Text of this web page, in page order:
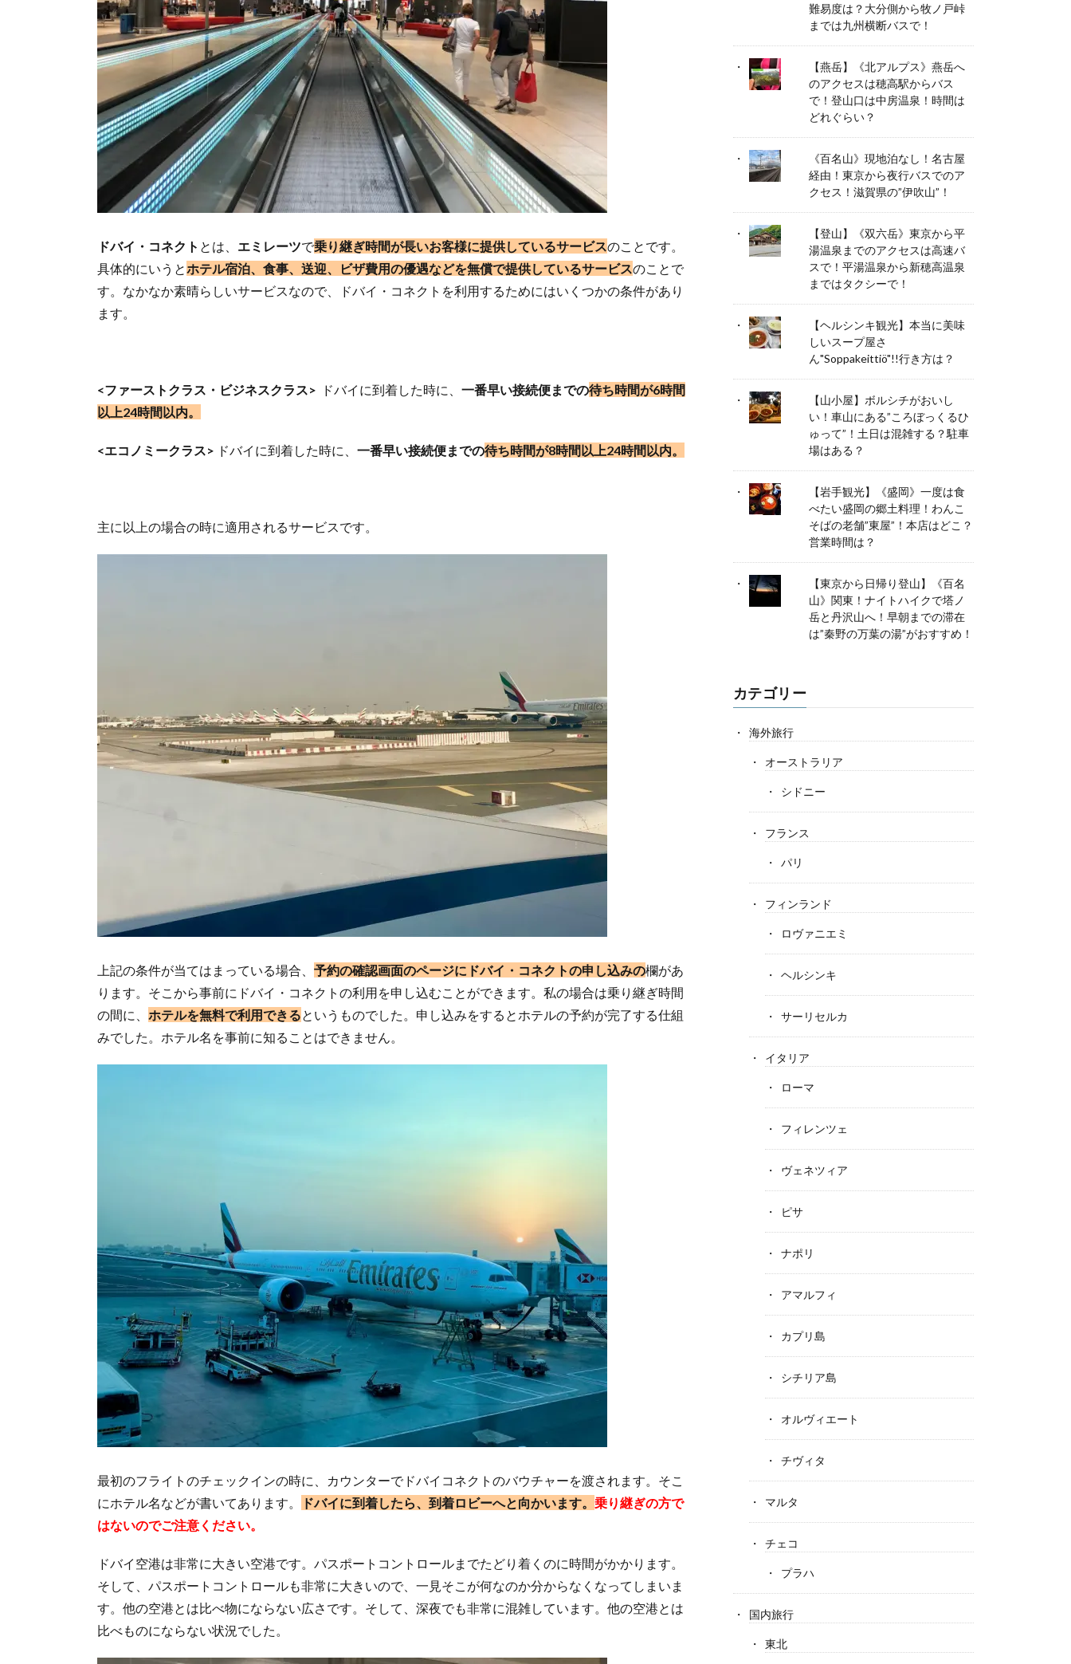
ドバイ・コネクト とは、 エミレーツで乗り継ぎ時間が長いお客様に提供しているサービスのことです。
具体的にいうとホテル宿泊、食事、送迎、ビザ費用の優遇などを無償で提供しているサービスのことで
す。なかなか素晴らしいサービスなので、ドバイ・コネクトを利用するためにはいくつかの条件があり
ます。
<ファーストクラス・ビジネスクラス> ドバイに到着した時に、 一番早い接続便までの待ち時間が6時間
以上24時間以内。
<エコノミークラス> ドバイに到着した時に、 一番早い接続便までの待ち時間が8時間以上24時間以内。
主に以上の場合の時に適用されるサービスです。
上記の条件が当てはまっている場合、 予約の確認画面のページにドバイ・コネクトの申し込みの欄があ
ります。そこから事前にドバイ・コネクトの利用を申し込むことができます。私の場合は乗り継ぎ時間
の間に、 ホテルを無料で利用できるというものでした。申し込みをするとホテルの予約が完了する仕組
みでした。ホテル名を事前に知ることはできません。
最初のフライトのチェックインの時に、カウンターでドバイコネクトのバウチャーを渡されます。そこ
にホテル名などが書いてあります。
ドバイに到着したら、到着ロビーへと向かいます。 乗り継ぎの方で
はないのでご注意ください。
ドバイ空港は非常に大きい空港です。パスポートコントロールまでたどり着くのに時間がかかります。
そして、パスポートコントロールも非常に大きいので、一見そこが何なのか分からなくなってしまいま
す。他の空港とは比べ物にならない広さです。そして、深夜でも非常に混雑しています。他の空港とは
比べものにならない状況でした。
難易度は？大分側から牧ノ戸峠
までは九州横断バスで！
【燕岳】《北アルプス》燕岳へ
のアクセスは穂高駅からバス
で！登山口は中房温泉！時間は
どれぐらい？
《百名山》現地泊なし！名古屋
経由！東京から夜行バスでのア
クセス！滋賀県の”伊吹山”！
【登山】《双六岳》東京から平
湯温泉までのアクセスは高速バ
スで！平湯温泉から新穂高温泉
まではタクシーで！
【ヘルシンキ観光】本当に美味
しいスープ屋さ
ん"Soppakeittiö"!!行き方は？
【山小屋】ボルシチがおいし
い！車山にある”ころぼっくるひ
ゅって”！土日は混雑する？駐車
場はある？
【岩手観光】《盛岡》一度は食
べたい盛岡の郷土料理！わんこ
そばの老舗”東屋”！本店はどこ？
営業時間は？
【東京から日帰り登山】《百名
山》関東！ナイトハイクで塔ノ
岳と丹沢山へ！早朝までの滞在
は”秦野の万葉の湯”がおすすめ！
カテゴリー
海外旅行
オーストラリア
シドニー
フランス
パリ
フィンランド
ロヴァニエミ
ヘルシンキ
サーリセルカ
イタリア
ローマ
フィレンツェ
ヴェネツィア
ピサ
ナポリ
アマルフィ
カプリ島
シチリア島
オルヴィエート
チヴィタ
マルタ
チェコ
プラハ
国内旅行
東北